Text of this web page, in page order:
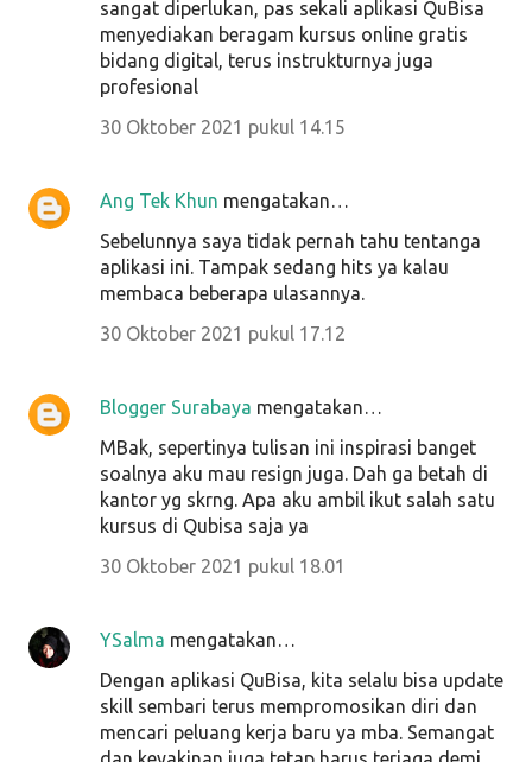
sangat diperlukan, pas sekali aplikasi QuBisa
menyediakan beragam kursus online gratis
bidang digital, terus instrukturnya juga
profesional
30 Oktober 2021 pukul 14.15
Ang Tek Khun mengatakan…
Sebelunnya saya tidak pernah tahu tentanga
aplikasi ini. Tampak sedang hits ya kalau
membaca beberapa ulasannya.
30 Oktober 2021 pukul 17.12
Blogger Surabaya mengatakan…
MBak, sepertinya tulisan ini inspirasi banget
soalnya aku mau resign juga. Dah ga betah di
kantor yg skrng. Apa aku ambil ikut salah satu
kursus di Qubisa saja ya
30 Oktober 2021 pukul 18.01
YSalma mengatakan…
Dengan aplikasi QuBisa, kita selalu bisa update
skill sembari terus mempromosikan diri dan
mencari peluang kerja baru ya mba. Semangat